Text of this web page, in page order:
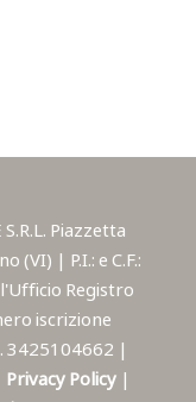
Piazzetta
(VI) | P.I.: e C.F.:
Registro
iscrizione
3425104662 |
Privacy Policy |